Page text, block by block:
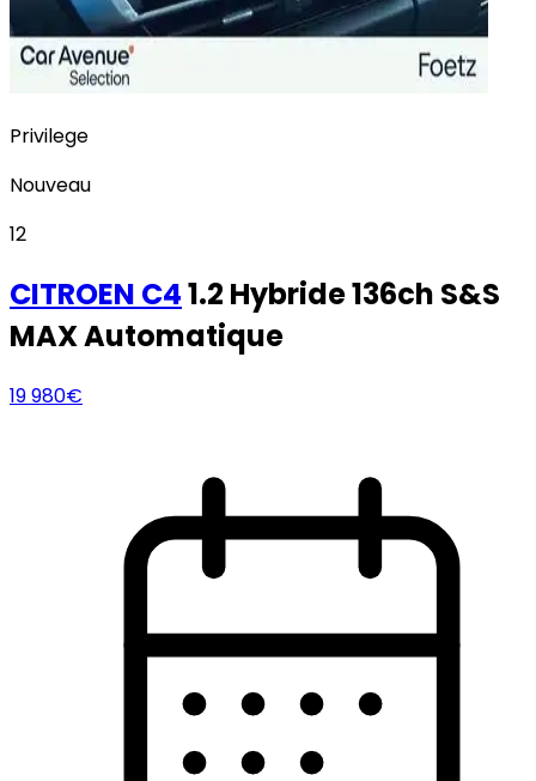
Privilege
Nouveau
12
CITROEN C41.2 Hybride 136ch S&S
MAX Automatique
19 980€